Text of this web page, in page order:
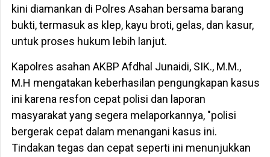
kini diamankan di Polres Asahan bersama barang
bukti, termasuk as klep, kayu broti, gelas, dan kasur,
untuk proses hukum lebih lanjut.
Kapolres asahan AKBP Afdhal Junaidi, SIK., M.M.,
M.H mengatakan keberhasilan pengungkapan kasus
ini karena resfon cepat polisi dan laporan
masyarakat yang segera melaporkannya, "polisi
bergerak cepat dalam menangani kasus ini.
Tindakan tegas dan cepat seperti ini menunjukkan